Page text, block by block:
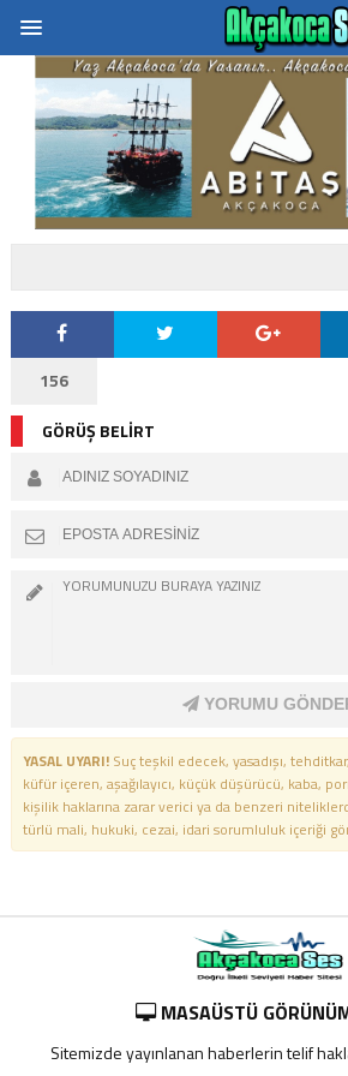
156
GÖRÜŞ BELİRT
YORUMU
YASAL UYARI!Suç teşkil edecek, yasadışı,
küfür içeren, aşağılayıcı, küçük düşürücü, kaba,
kişilik haklarına zarar verici ya da benzeri
türlü mali, hukuki, cezai, idari sorumluluk içeriği
MASAÜSTÜ
Sitemizde yayınlanan haberlerin telif